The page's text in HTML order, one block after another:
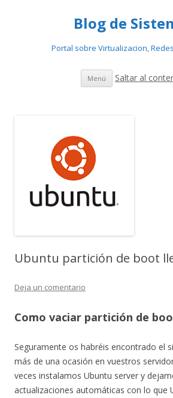
Blog de
Portal sobre Virtualizacion,
Menú Saltar al
Ubuntu partición de boot
Deja un comentario
Como vaciar partición de
Seguramente os habréis encontrado el
más de una ocasión en vuestros
veces instalamos Ubuntu server y
actualizaciones automáticas con lo que